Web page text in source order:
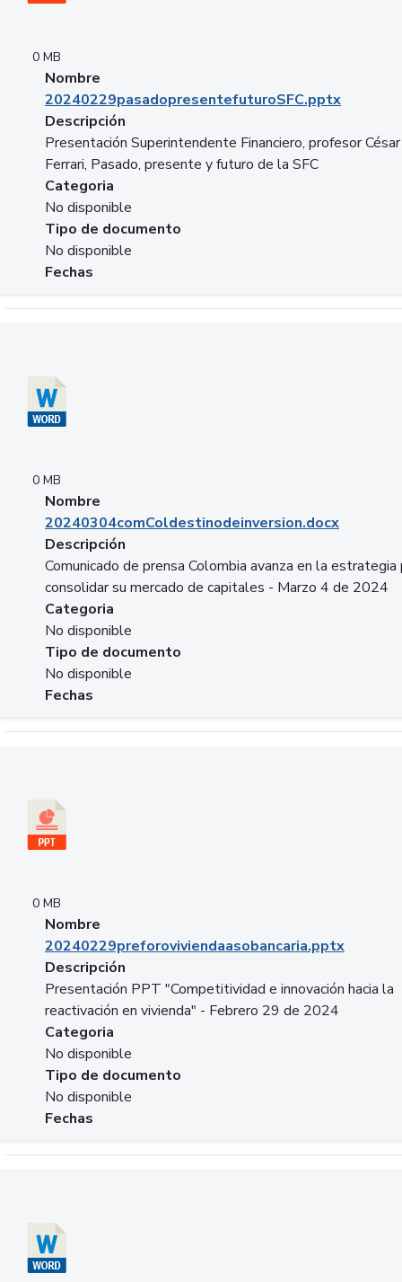
0 MB
Nombre
20240229pasadopresentefuturoSFC.pptx
Descripción
Presentación Superintendente Financiero, profesor César
Ferrari, Pasado, presente y futuro de la SFC
Categoria
No disponible
Tipo de documento
No disponible
Fechas
0 MB
Nombre
20240304comColdestinodeinversion.docx
Descripción
Comunicado de prensa Colombia avanza en la estrategia
consolidar su mercado de capitales - Marzo 4 de 2024
Categoria
No disponible
Tipo de documento
No disponible
Fechas
0 MB
Nombre
20240229preforoviviendaasobancaria.pptx
Descripción
Presentación PPT "Competitividad e innovación hacia la
reactivación en vivienda" - Febrero 29 de 2024
Categoria
No disponible
Tipo de documento
No disponible
Fechas